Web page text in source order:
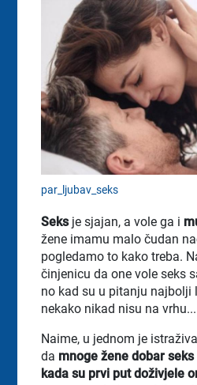
par_ljubav_seks
Seks je sjajan, a vole ga i
žene imamu malo čudan
pogledamo to kako treba.
činjenicu da one vole seks
no kad su u pitanju najbolji
nekako nikad nisu na vrhu...
Naime, u jednom je
da mnoge žene dobar
kada su prvi put doživjele